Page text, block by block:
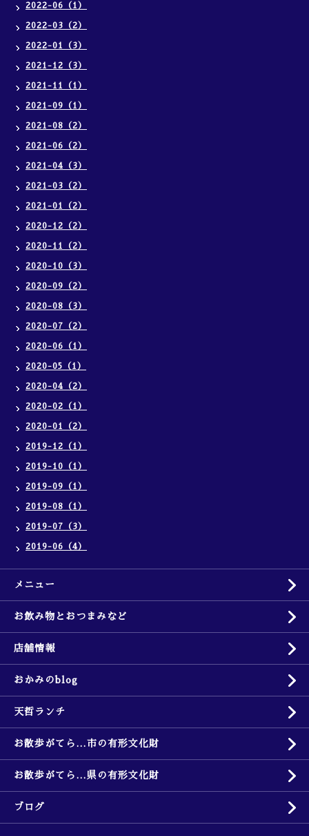
2022-06（1）
2022-03（2）
2022-01（3）
2021-12（3）
2021-11（1）
2021-09（1）
2021-08（2）
2021-06（2）
2021-04（3）
2021-03（2）
2021-01（2）
2020-12（2）
2020-11（2）
2020-10（3）
2020-09（2）
2020-08（3）
2020-07（2）
2020-06（1）
2020-05（1）
2020-04（2）
2020-02（1）
2020-01（2）
2019-12（1）
2019-10（1）
2019-09（1）
2019-08（1）
2019-07（3）
2019-06（4）
メニュー
お飲み物とおつまみなど
店舗情報
おかみのblog
天哲ランチ
お散歩がてら…市の有形文化財
お散歩がてら…県の有形文化財
ブログ